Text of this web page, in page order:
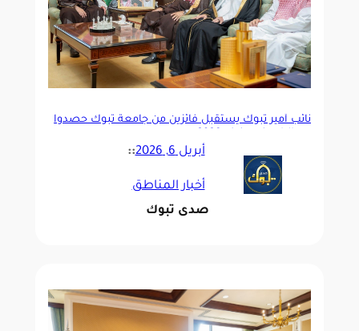
نائب أمير تبوك يستقبل فائزين من جامعة تبوك حصدوا
أبريل 6, 2026 ::
أخبار المناطق
صدى تبوك